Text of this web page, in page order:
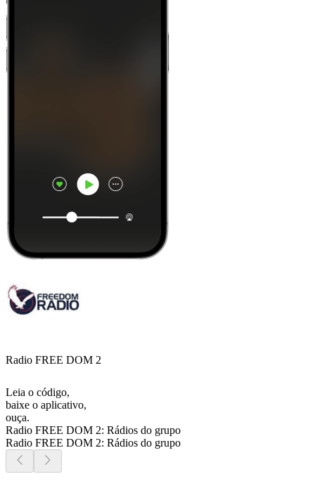
Radio FREE DOM 2
Leia o código,
baixe o aplicativo,
ouça.
Radio FREE DOM 2: Rádios do grupo
Radio FREE DOM 2: Rádios do grupo